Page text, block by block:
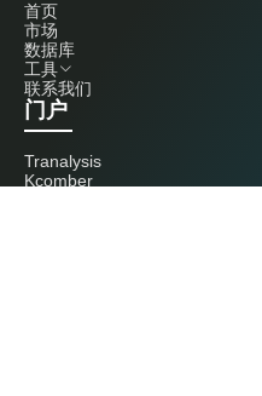
首页
市场
数据库
工具
联系我们
门户
Tranalysis
Kcomber